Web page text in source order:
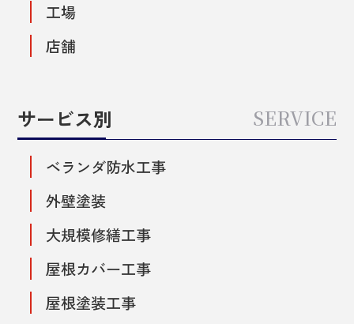
工場
店舗
サービス別 SERVICE
ベランダ防水工事
外壁塗装
大規模修繕工事
屋根カバー工事
屋根塗装工事